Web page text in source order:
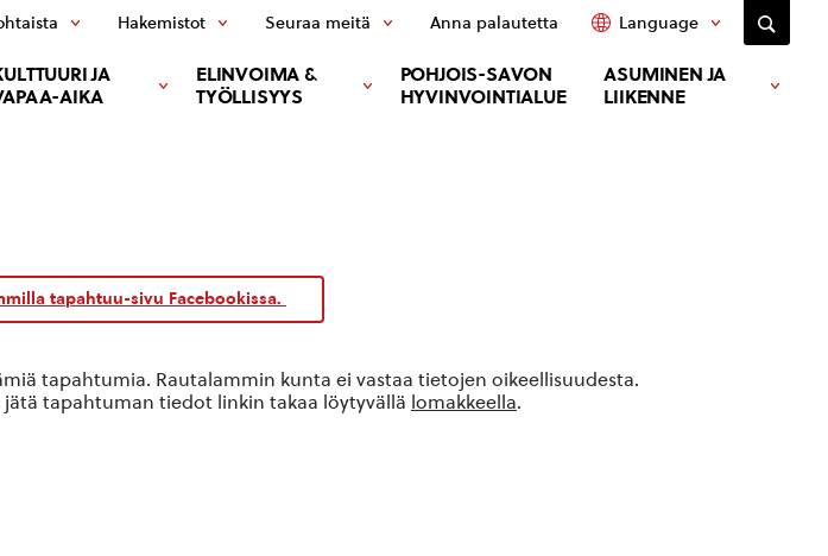
JA
AIKA
ELINVOIMA &
TYÖLLISYYS
POHJOIS-SAVON
HYVINVOINTIALUE
ASUMINEN JA
LIIKENNE
Hakemistot Seuraa meitä Anna palautetta Language
tapahtuu-sivu Facebookissa.
tapahtumia. Rautalammin kunta ei vastaa tietojen oikeellisuudesta.
tapahtuman tiedot linkin takaa löytyvällä lomakkeella.